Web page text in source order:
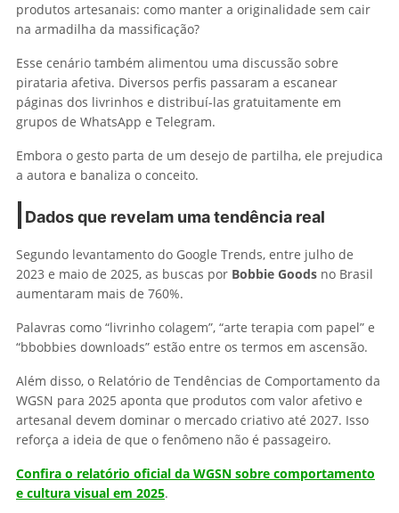
produtos artesanais: como manter a originalidade sem cair
na armadilha da massificação?
Esse cenário também alimentou uma discussão sobre
pirataria afetiva. Diversos perfis passaram a escanear
páginas dos livrinhos e distribuí-las gratuitamente em
grupos de WhatsApp e Telegram.
Embora o gesto parta de um desejo de partilha, ele prejudica
a autora e banaliza o conceito.
Dados que revelam uma tendência real
Segundo levantamento do Google Trends, entre julho de
2023 e maio de 2025, as buscas por Bobbie Goods no Brasil
aumentaram mais de 760%.
Palavras como “livrinho colagem”, “arte terapia com papel” e
“bbobbies downloads” estão entre os termos em ascensão.
Além disso, o Relatório de Tendências de Comportamento da
WGSN para 2025 aponta que produtos com valor afetivo e
artesanal devem dominar o mercado criativo até 2027. Isso
reforça a ideia de que o fenômeno não é passageiro.
Confira o relatório oficial da WGSN sobre comportamento
e cultura visual em 2025.